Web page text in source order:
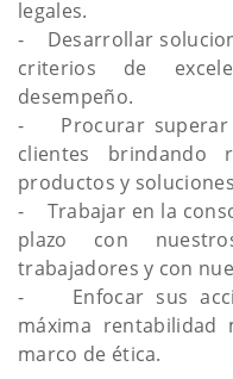
legales.
- Desarrollar
criterios de
desempeño.
- Procurar superar
clientes brindando
productos y
- Trabajar en la
plazo con
trabajadores y con
- Enfocar sus
máxima rentabilidad
marco de ética.